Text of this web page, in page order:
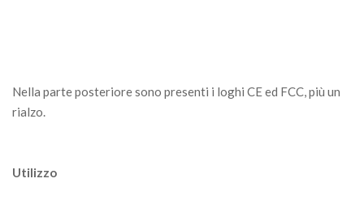
Nella parte posteriore sono presenti i loghi CE ed FCC, più un
rialzo.
Utilizzo